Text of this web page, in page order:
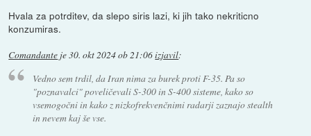
Hvala za potrditev, da slepo siris lazi, ki jih tako nekriticno
konzumiras.
Comandante je30. okt 2024 ob 21:06izjavil:
Vedno sem trdil, da Iran nima za burek proti F-35. Pa so
"poznavalci" poveličevali S-300 in S-400 sisteme, kako so
vsemogočni in kako z nizkofrekvenčnimi radarji zaznajo stealth
in nevem kaj še vse.